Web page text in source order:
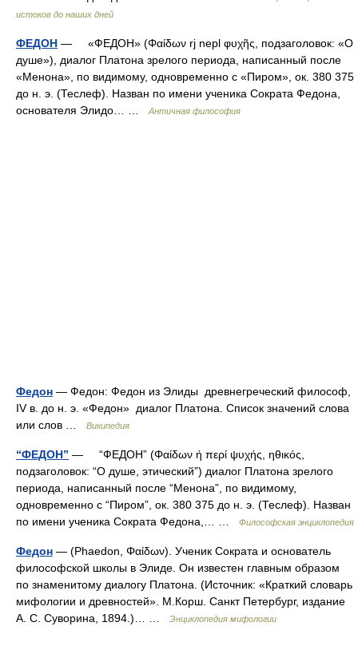
истоков до наших дней
ФЕДОН — «ФЕДОН» (Φαίδων rj nepl φυχῆς, подзаголовок: «О
душе»), диалог Платона зрелого периода, написанный после
«Менона», по видимому, одновременно с «Пиром», ок. 380 375
до н. э. (Теслеф). Назван по имени ученика Сократа Федона,
основателя Элидо… …
Античная философия
Федон — Федон: Федон из Элиды древнегреческий философ,
IV в. до н. э. «Федон» диалог Платона. Список значений слова
или слов …
Википедия
“ФЕДОН” — “ФЕДОН” (Φαίδων ή περί ψυχής, ηθικός,
подзаголовок: “О душе, этический”) диалог Платона зрелого
периода, написанный после “Менона”, по видимому,
одновременно с “Пиром”, ок. 380 375 до н. э. (Теслеф). Назван
по имени ученика Сократа Федона,… …
Философская энциклопедия
Федон — (Phaedon, Φαίδων). Ученик Сократа и основатель
философской школы в Элиде. Он известен главным образом
по знаменитому диалогу Платона. (Источник: «Краткий словарь
мифологии и древностей». М.Корш. Санкт Петербург, издание
А. С. Суворина, 1894.)… …
Энциклопедия мифологии